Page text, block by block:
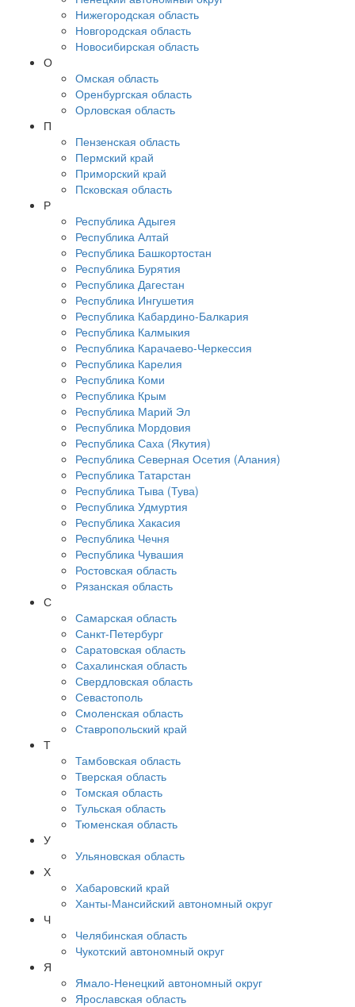
Нижегородская область
Новгородская область
Новосибирская область
О
Омская область
Оренбургская область
Орловская область
П
Пензенская область
Пермский край
Приморский край
Псковская область
Р
Республика Адыгея
Республика Алтай
Республика Башкортостан
Республика Бурятия
Республика Дагестан
Республика Ингушетия
Республика Кабардино-Балкария
Республика Калмыкия
Республика Карачаево-Черкессия
Республика Карелия
Республика Коми
Республика Крым
Республика Марий Эл
Республика Мордовия
Республика Саха (Якутия)
Республика Северная Осетия (Алания)
Республика Татарстан
Республика Тыва (Тува)
Республика Удмуртия
Республика Хакасия
Республика Чечня
Республика Чувашия
Ростовская область
Рязанская область
С
Самарская область
Санкт-Петербург
Саратовская область
Сахалинская область
Свердловская область
Севастополь
Смоленская область
Ставропольский край
Т
Тамбовская область
Тверская область
Томская область
Тульская область
Тюменская область
У
Ульяновская область
Х
Хабаровский край
Ханты-Мансийский автономный округ
Ч
Челябинская область
Чукотский автономный округ
Я
Ямало-Ненецкий автономный округ
Ярославская область